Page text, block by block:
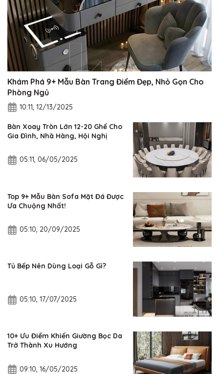
Khám Phá 9+ Mẫu Bàn Trang Điểm Đẹp, Nhỏ Gọn Cho
Phòng Ngủ
10:11, 12/13/2025
Bàn Xoay Tròn Lớn 12-20 Ghế Cho
Gia Đình, Nhà Hàng, Hội Nghị
05:11, 06/05/2025
Top 9+ Mẫu Bàn Sofa Mặt Đá Được
Ưa Chuộng Nhất!
05:10, 20/09/2025
Tủ Bếp Nên Dùng Loại Gỗ Gì?
05:10, 17/07/2025
10+ Ưu Điểm Khiến Giường Bọc Da
Trở Thành Xu Hướng
09:10, 16/05/2025